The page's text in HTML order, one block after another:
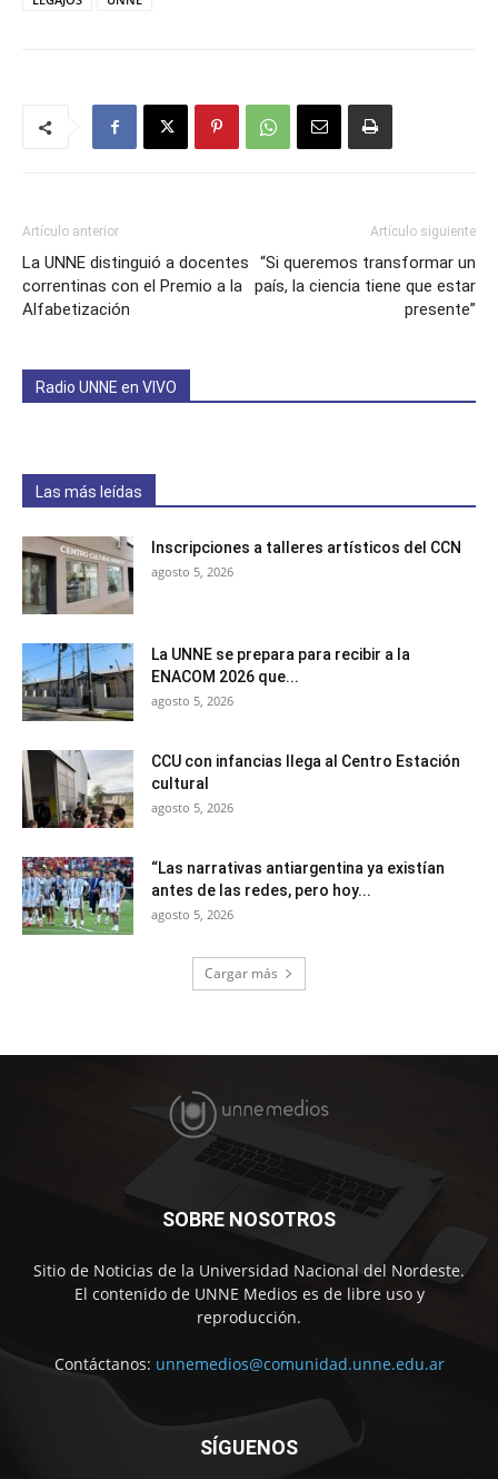
Artículo anterior
La UNNE distinguió a docentes
correntinas con el Premio a la
Alfabetización
Artículo siguiente
“Si queremos transformar un
país, la ciencia tiene que estar
presente”
Radio UNNE en VIVO
Las más leídas
Inscripciones a talleres artísticos del CCN
agosto 5, 2026
La UNNE se prepara para recibir a la
ENACOM 2026 que...
agosto 5, 2026
CCU con infancias llega al Centro Estación
cultural
agosto 5, 2026
“Las narrativas antiargentina ya existían
antes de las redes, pero hoy...
agosto 5, 2026
Cargar más
SOBRE NOSOTROS
Sitio de Noticias de la Universidad Nacional del Nordeste.
El contenido de UNNE Medios es de libre uso y
reproducción.
Contáctanos: unnemedios@comunidad.unne.edu.ar
SÍGUENOS